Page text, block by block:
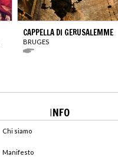
CAPPELLA DI GERUSALEMME
BRUGES
INFO
Chi siamo
Manifesto